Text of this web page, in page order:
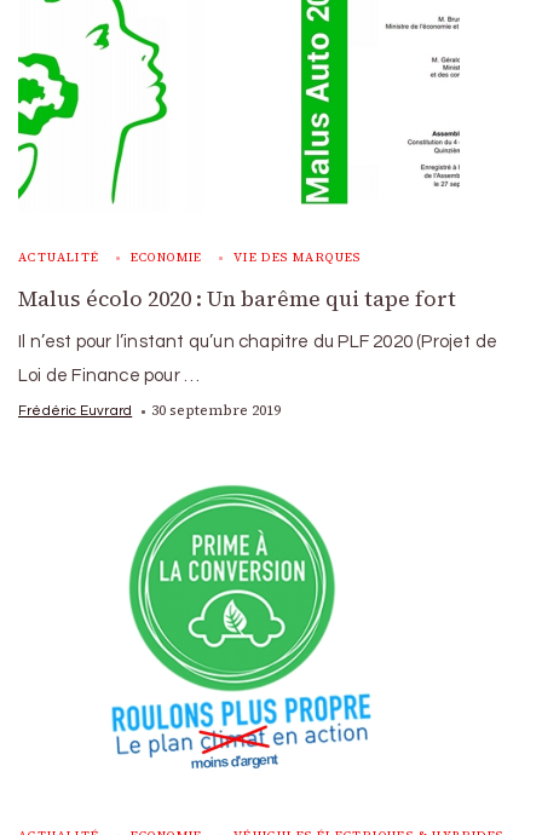
ACTUALITÉ ECONOMIE VIE DES MARQUES
Malus écolo 2020 : Un barême qui tape fort
Il n’est pour l’instant qu’un chapitre du PLF 2020 (Projet de
Loi de Finance pour …
Frédéric Euvrard 30 septembre 2019